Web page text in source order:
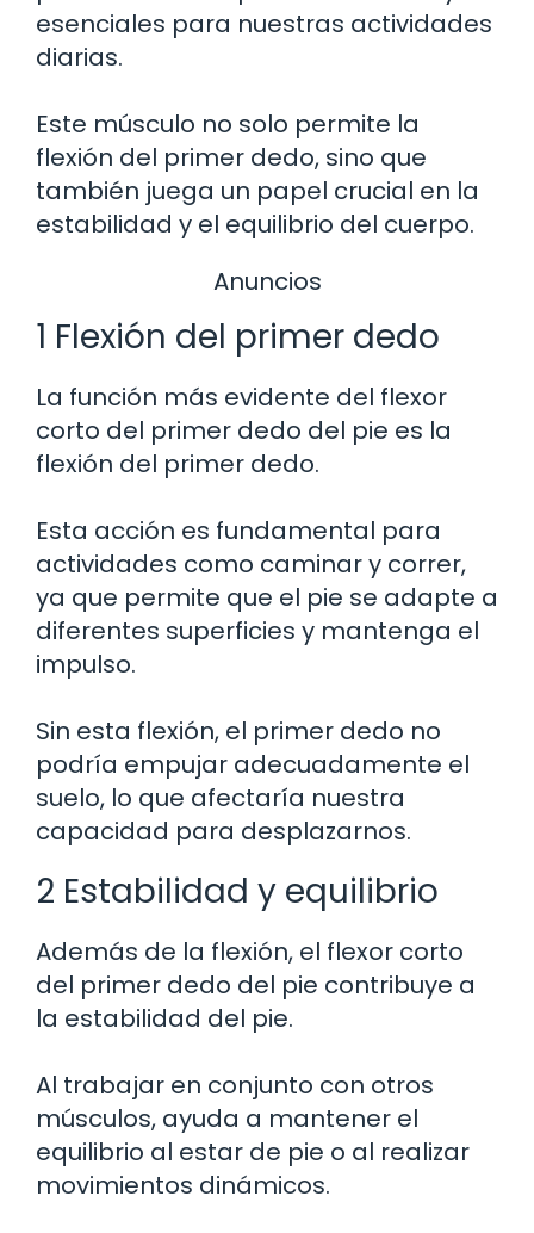
esenciales para nuestras actividades
diarias.
Este músculo no solo permite la
flexión del primer dedo, sino que
también juega un papel crucial en la
estabilidad y el equilibrio del cuerpo.
Anuncios
1 Flexión del primer dedo
La función más evidente del flexor
corto del primer dedo del pie es la
flexión del primer dedo.
Esta acción es fundamental para
actividades como caminar y correr,
ya que permite que el pie se adapte a
diferentes superficies y mantenga el
impulso.
Sin esta flexión, el primer dedo no
podría empujar adecuadamente el
suelo, lo que afectaría nuestra
capacidad para desplazarnos.
2 Estabilidad y equilibrio
Además de la flexión, el flexor corto
del primer dedo del pie contribuye a
la estabilidad del pie.
Al trabajar en conjunto con otros
músculos, ayuda a mantener el
equilibrio al estar de pie o al realizar
movimientos dinámicos.